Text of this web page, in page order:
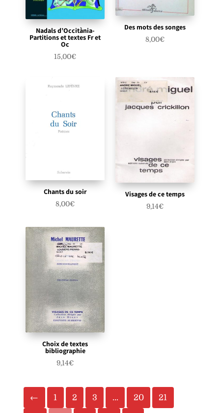
Nadals d’Occitània-
Partitions et textes Fr et
Oc
15,00€
Des mots des songes
8,00€
Chants du soir
8,00€
Visages de ce temps
9,14€
Choix de textes
bibliographie
9,14€
← 1 2 3 … 20 21